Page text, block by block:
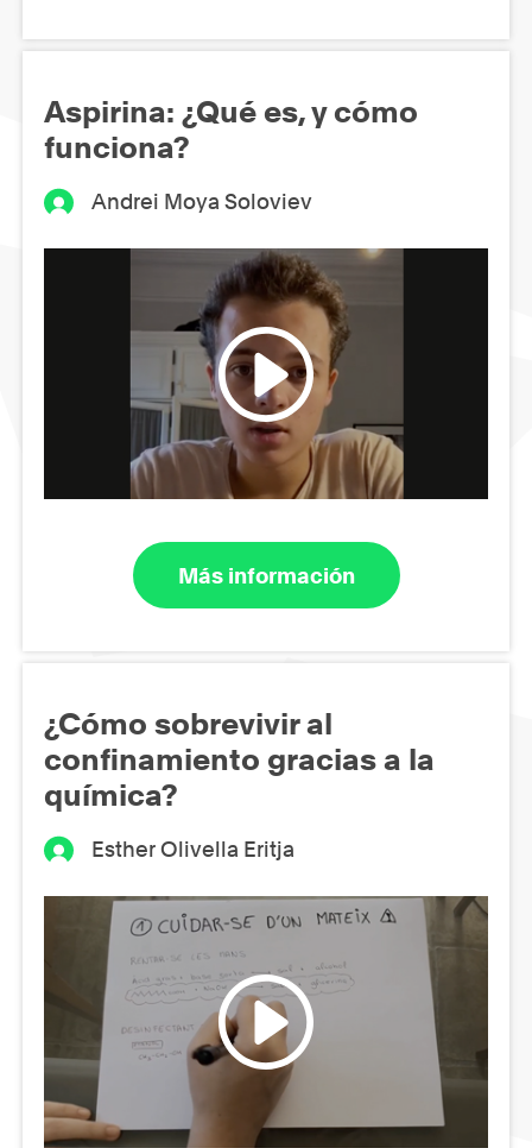
Aspirina: ¿Qué es, y cómo
funciona?
Andrei Moya Soloviev
Más información
¿Cómo sobrevivir al
confinamiento gracias a la
química?
Esther Olivella Eritja